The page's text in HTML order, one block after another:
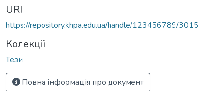
URI
https://repository.khpa.edu.ua/handle/123456789/3015
Колекції
Тези
Повна інформація про документ